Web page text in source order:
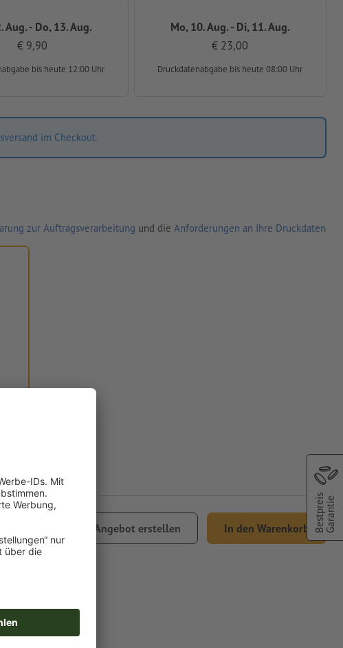
Aug. - Do, 13. Aug.
€ 9,90
bis heute 12:00 Uhr
Mo, 10. Aug. - Di, 11. Aug.
€ 23,00
Druckdatenabgabe bis heute 08:00 Uhr
im Checkout.
zur Auftragsverarbeitung und die Anforderungen an Ihre Druckdaten
inkl. 22% MwSt.
Angebot erstellen In den Warenkorb
x 40 cm
BestpreisGarantie